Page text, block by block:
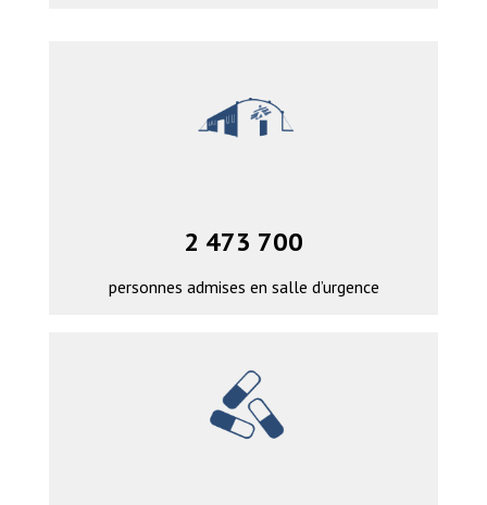
2 473 700
personnes admises en salle d’urgence